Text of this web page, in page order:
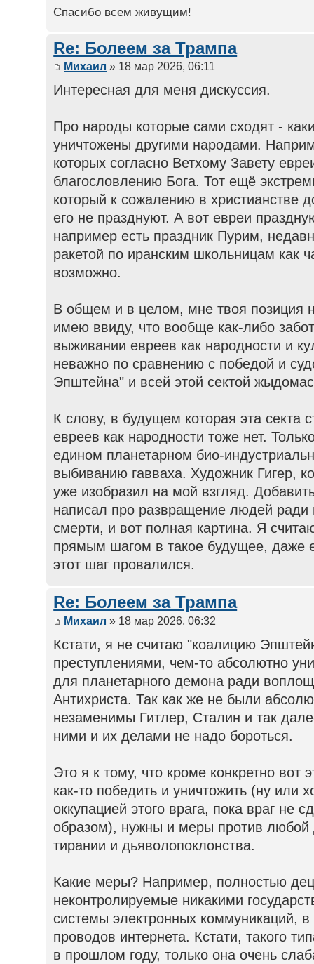
Спасибо всем живущим!
Re: Болеем за Трампа
Михаил » 18 мар 2026, 06:11
Интересная для меня дискуссия.
Про народы которые сами сходят -
уничтожены другими народами.
которых согласно Ветхому Завету
благословлению Бога. Тот ещё
который к сожалению в христианстве
его не празднуют. А вот евреи
например есть праздник Пурим,
ракетой по иранским школьницам как
возможно.
В общем и в целом, мне твоя позиция
имею ввиду, что вообще как-либо
выживании евреев как народности и
неважно по сравнению с победой и
Эпштейна" и всей этой сектой
К слову, в будущем которая эта секта
евреев как народности тоже нет.
едином планетарном био-
выбиванию гавваха. Художник Гигер,
уже изобразил на мой взгляд.
написал про развращение людей ради
смерти, и вот полная картина. Я
прямым шагом в такое будущее, даже
этот шаг провалился.
Re: Болеем за Трампа
Михаил » 18 мар 2026, 06:32
Кстати, я не считаю "коалицию
преступлениями, чем-то абсолютно
для планетарного демона ради
Антихриста. Так как же не были
незаменимы Гитлер, Сталин и так
ними и их делами не надо бороться.
Это я к тому, что кроме конкретно вот
как-то победить и уничтожить (ну или
оккупацией этого врага, пока враг не
образом), нужны и меры против любой
тирании и дьяволопоклонства.
Какие меры? Например, полностью
неконтролируемые никакими
системы электронных коммуникаций,
проводов интернета. Кстати, такого
в прошлом году, только она очень